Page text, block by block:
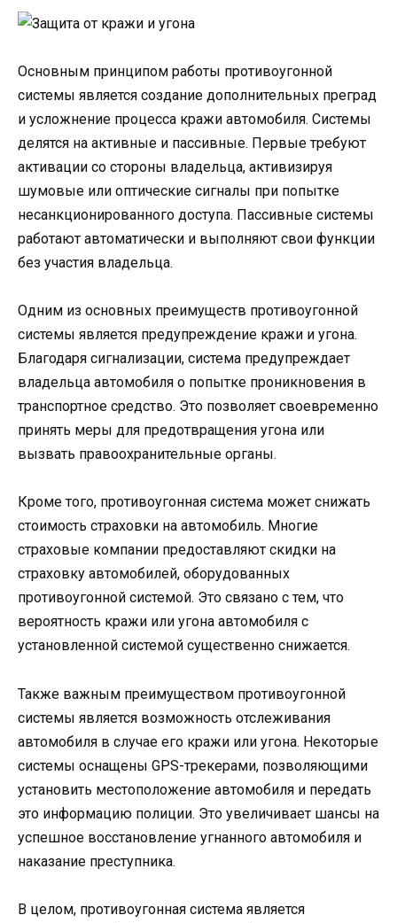
Основным принципом работы противоугонной
системы является создание дополнительных преград
и усложнение процесса кражи автомобиля. Системы
делятся на активные и пассивные. Первые требуют
активации со стороны владельца, активизируя
шумовые или оптические сигналы при попытке
несанкционированного доступа. Пассивные системы
работают автоматически и выполняют свои функции
без участия владельца.
Одним из основных преимуществ противоугонной
системы является предупреждение кражи и угона.
Благодаря сигнализации, система предупреждает
владельца автомобиля о попытке проникновения в
транспортное средство. Это позволяет своевременно
принять меры для предотвращения угона или
вызвать правоохранительные органы.
Кроме того, противоугонная система может снижать
стоимость страховки на автомобиль. Многие
страховые компании предоставляют скидки на
страховку автомобилей, оборудованных
противоугонной системой. Это связано с тем, что
вероятность кражи или угона автомобиля с
установленной системой существенно снижается.
Также важным преимуществом противоугонной
системы является возможность отслеживания
автомобиля в случае его кражи или угона. Некоторые
системы оснащены GPS-трекерами, позволяющими
установить местоположение автомобиля и передать
это информацию полиции. Это увеличивает шансы на
успешное восстановление угнанного автомобиля и
наказание преступника.
В целом, противоугонная система является